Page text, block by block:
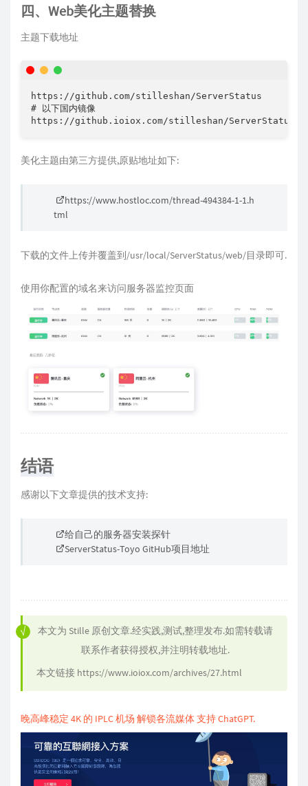
四、Web美化主题替换
主题下载地址
https://github.com/stilleshan/ServerStatus
# 以下国内镜像
https://github.ioiox.com/stilleshan/ServerStatus
美化主题由第三方提供,原贴地址如下:
https://www.hostloc.com/thread-494384-1-1.h
tml
下载的文件上传并覆盖到/usr/local/ServerStatus/web/目录即可.
使用你配置的域名来访问服务器监控页面
结语
感谢以下文章提供的技术支持:
给自己的服务器安装探针
ServerStatus-Toyo GitHub项目地址
本文为 Stille 原创文章.经实践,测试,整理发布.如需转载请
联系作者获得授权,并注明转载地址.
本文链接 https://www.ioiox.com/archives/27.html
晚高峰稳定 4K 的 IPLC 机场 解锁各流媒体 支持 ChatGPT.